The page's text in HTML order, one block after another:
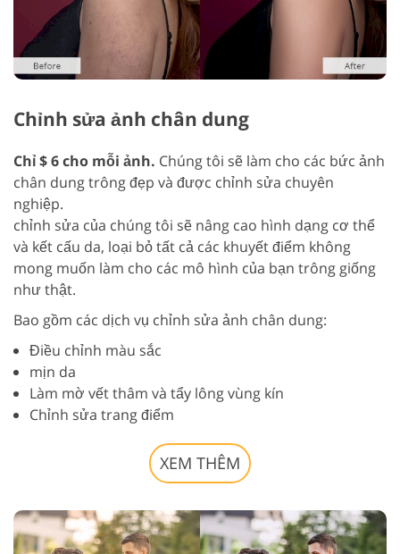
Chỉnh sửa ảnh chân dung
Chỉ $ 6 cho mỗi ảnh. Chúng tôi sẽ làm cho các bức ảnh
chân dung trông đẹp và được chỉnh sửa chuyên
nghiệp.
chỉnh sửa của chúng tôi sẽ nâng cao hình dạng cơ thể
và kết cấu da, loại bỏ tất cả các khuyết điểm không
mong muốn làm cho các mô hình của bạn trông giống
như thật.
Bao gồm các dịch vụ chỉnh sửa ảnh chân dung:
Điều chỉnh màu sắc
mịn da
Làm mờ vết thâm và tẩy lông vùng kín
Chỉnh sửa trang điểm
XEM THÊM